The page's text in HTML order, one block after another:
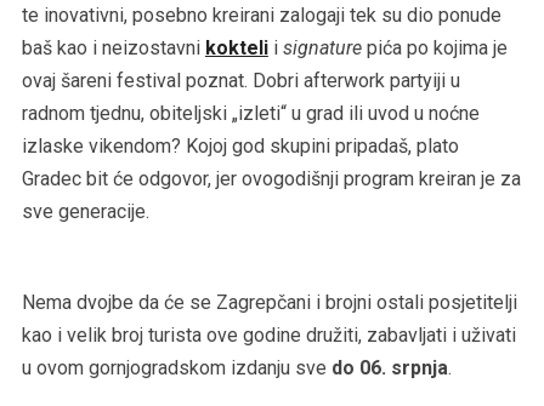
te inovativni, posebno kreirani zalogaji tek su dio ponude
baš kao i neizostavni koktelii signaturepića po kojima je
ovaj šareni festival poznat. Dobri afterwork partyiji u
radnom tjednu, obiteljski „izleti“ u grad ili uvod u noćne
izlaske vikendom? Kojoj god skupini pripadaš, plato
Gradec bit će odgovor, jer ovogodišnji program kreiran je za
sve generacije.
Nema dvojbe da će se Zagrepčani i brojni ostali posjetitelji
kao i velik broj turista ove godine družiti, zabavljati i uživati
u ovom gornjogradskom izdanju sve do 06. srpnja.